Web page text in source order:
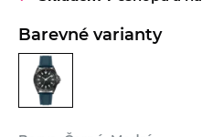
Barevné varianty